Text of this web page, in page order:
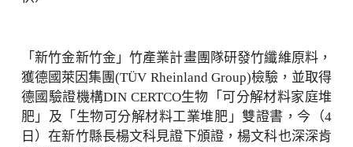
「新竹金新竹金」竹產業計畫團隊研發竹纖維原料，
獲德國萊因集團(TÜV Rheinland Group)檢驗，並取得
德國驗證機構DIN CERTCO生物「可分解材料家庭堆
肥」及「生物可分解材料工業堆肥」雙證書，今（4
日）在新竹縣長楊文科見證下頒證，楊文科也深深肯